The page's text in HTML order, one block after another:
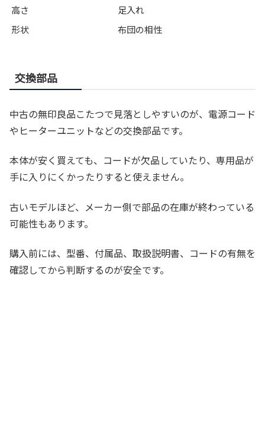
高さ
足入れ
形状
布団の相性
交換部品
中古の無印良品こたつで見落としやすいのが、電源コード
やヒーターユニットなどの交換部品です。
本体が安く買えても、コードが欠品していたり、専用品が
手に入りにくかったりすると使えません。
古いモデルほど、メーカー側で部品の在庫が終わっている
可能性もあります。
購入前には、型番、付属品、取扱説明書、コードの有無を
確認してから判断するのが安全です。